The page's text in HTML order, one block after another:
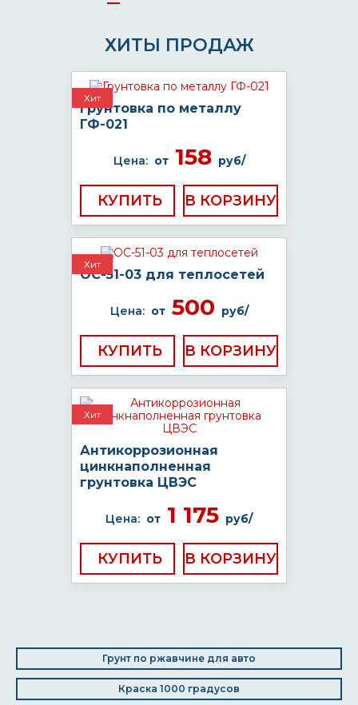
ХИТЫ ПРОДАЖ
Хит
Грунтовка по металлу
ГФ-021
Цена: от158 руб/
КУПИТЬ
Хит
ОС-51-03 для теплосетей
Цена: от500 руб/
КУПИТЬ
Хит
Антикоррозионная
цинкнаполненная
грунтовка ЦВЭС
Цена: от 1 175 руб/
КУПИТЬ
Грунт по ржавчине для авто
Краска 1000 градусов